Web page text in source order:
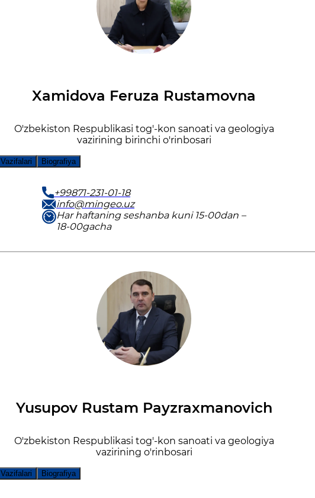
Xamidova Feruza Rustamovna
O'zbekiston Respublikasi tog'-kon sanoati va geologiya
vazirining birinchi o'rinbosari
Vazifalari Biografiya
+99871-231-01-18
info@mingeo.uz
Har haftaning seshanba kuni 15-00dan –
18-00gacha
Yusupov Rustam Payzraxmanovich
O'zbekiston Respublikasi tog'-kon sanoati va geologiya
vazirining o'rinbosari
Vazifalari Biografiya